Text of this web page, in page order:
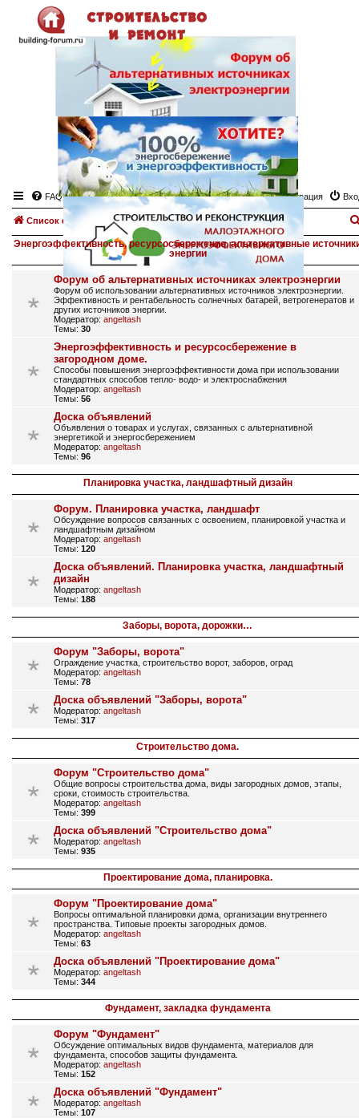
FAQ Регистрация
Список форумов
Энергоэффективность, ресурсосбережение, альтернативные
энергии
Форум об альтернативных источниках электроэнергии
Форум об использовании альтернативных источников электроэнергии.
Эффективность и рентабельность солнечных батарей, ветрогенератов и
других источников энергии.
Модератор: angeltash
Темы: 30
Энергоэффективность и ресурсосбережение в
загородном доме.
Способы повышения энергоэффективности дома при использовании
стандартных способов тепло- водо- и электроснабжения
Модератор: angeltash
Темы: 56
Доска объявлений
Объявления о товарах и услугах, связанных с альтернативной
энергетикой и энергосбережением
Модератор: angeltash
Темы: 96
Планировка участка, ландшафтный дизайн
Форум. Планировка участка, ландшафт
Обсуждение вопросов связанных с освоением, планировкой участка и
ландшафтным дизайном
Модератор: angeltash
Темы: 120
Доска объявлений. Планировка участка, ландшафтный
дизайн
Модератор: angeltash
Темы: 188
Заборы, ворота, дорожки…
Форум "Заборы, ворота"
Ограждение участка, строительство ворот, заборов, оград
Модератор: angeltash
Темы: 78
Доска объявлений "Заборы, ворота"
Модератор: angeltash
Темы: 317
Строительство дома.
Форум "Строительство дома"
Общие вопросы строительства дома, виды загородных домов, этапы,
сроки, стоимость строительства.
Модератор: angeltash
Темы: 399
Доска объявлений "Строительство дома"
Модератор: angeltash
Темы: 935
Проектирование дома, планировка.
Форум "Проектирование дома"
Вопросы оптимальной планировки дома, организации внутреннего
пространства. Типовые проекты загородных домов.
Модератор: angeltash
Темы: 63
Доска объявлений "Проектирование дома"
Модератор: angeltash
Темы: 344
Фундамент, закладка фундамента
Форум "Фундамент"
Обсуждение оптимальных видов фундамента, материалов для
фундамента, способов защиты фундамента.
Модератор: angeltash
Темы: 152
Доска объявлений "Фундамент"
Модератор: angeltash
Темы: 107